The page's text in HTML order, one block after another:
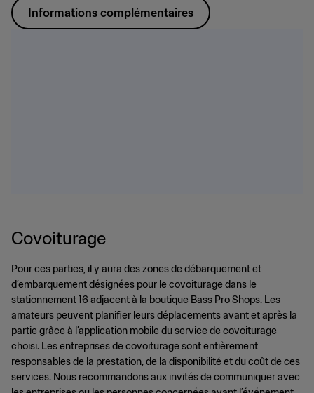
Informations complémentaires
Covoiturage
Pour ces parties, il y aura des zones de débarquement et
d’embarquement désignées pour le covoiturage dans le
stationnement 16 adjacent à la boutique Bass Pro Shops. Les
amateurs peuvent planifier leurs déplacements avant et après la
partie grâce à l’application mobile du service de covoiturage
choisi. Les entreprises de covoiturage sont entièrement
responsables de la prestation, de la disponibilité et du coût de ces
services. Nous recommandons aux invités de communiquer avec